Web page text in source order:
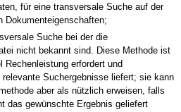
für eine transversale Suche auf der
Dokumenteigenschaften;
Suche bei der die
nicht bekannt sind. Diese Methode ist
erfordert und
Suchergebnisse liefert; sie kann
aber als nützlich erweisen, falls
das gewünschte Ergebnis geliefert